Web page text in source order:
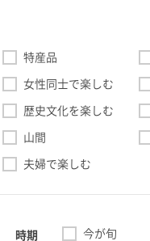
特産品
女性同士で楽しむ
歴史文化を楽しむ
山間
夫婦で楽しむ
時期 今が旬